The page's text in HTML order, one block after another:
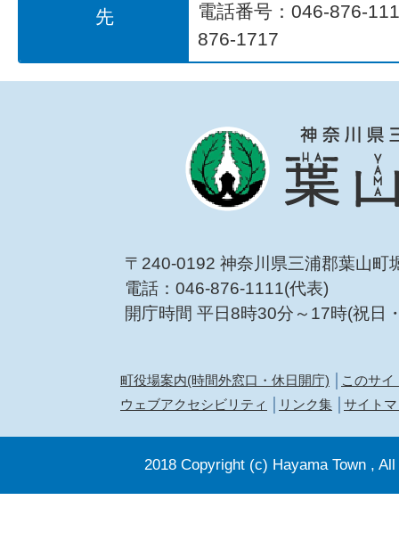
先
電話番号：046-876-
876-1717
〒240-0192 神奈川県三浦郡葉山町
電話：046-876-1111(代表)
開庁時間 平日8時30分～17時(祝日
町役場案内(時間外窓口・休日開庁)
このサイ
ウェブアクセシビリティ
リンク集 サイト
2018 Copyright (c) Hayama Town ,